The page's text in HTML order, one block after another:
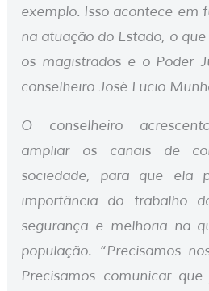
exemplo. Isso acontece em
na atuação do Estado, o
os magistrados e o Poder
conselheiro José Lucio
O conselheiro
ampliar os canais de
sociedade, para que ela
importância do trabalho
segurança e melhoria na
população. “Precisamos
Precisamos comunicar